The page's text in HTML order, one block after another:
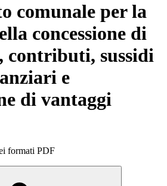
comunale per la
concessione di
contributi, sussidi
e
di vantaggi
formati PDF